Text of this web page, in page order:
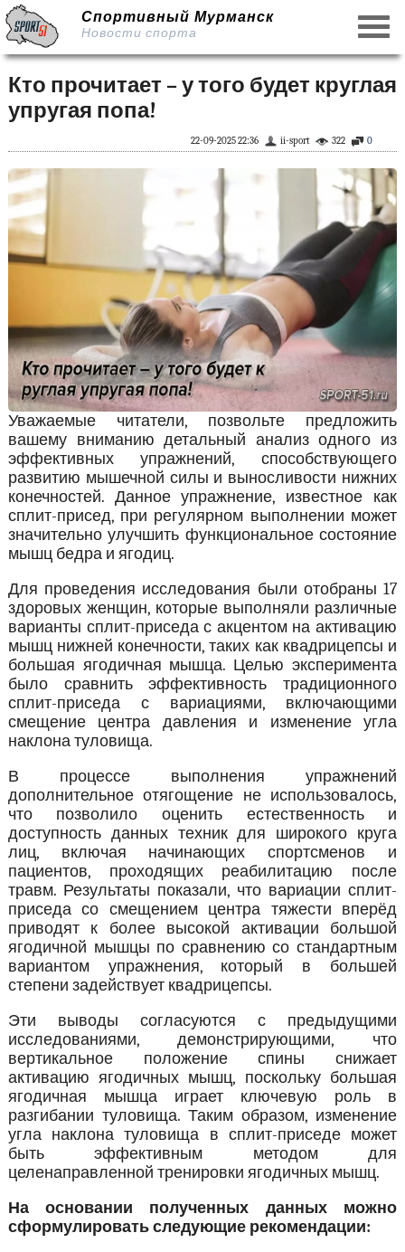
Спортивный Мурманск
Новости спорта
Кто прочитает – у того будет круглая
упругая попа!
0
322
ii-sport
22-09-2025 22:36
Уважаемые читатели, позвольте предложить
вашему вниманию детальный анализ одного из
эффективных упражнений, способствующего
развитию мышечной силы и выносливости нижних
конечностей. Данное упражнение, известное как
сплит-присед, при регулярном выполнении может
значительно улучшить функциональное состояние
мышц бедра и ягодиц.
Для проведения исследования были отобраны 17
здоровых женщин, которые выполняли различные
варианты сплит-приседа с акцентом на активацию
мышц нижней конечности, таких как квадрицепсы и
большая ягодичная мышца. Целью эксперимента
было сравнить эффективность традиционного
сплит-приседа с вариациями, включающими
смещение центра давления и изменение угла
наклона туловища.
В процессе выполнения упражнений
дополнительное отягощение не использовалось,
что позволило оценить естественность и
доступность данных техник для широкого круга
лиц, включая начинающих спортсменов и
пациентов, проходящих реабилитацию после
травм. Результаты показали, что вариации сплит-
приседа со смещением центра тяжести вперёд
приводят к более высокой активации большой
ягодичной мышцы по сравнению со стандартным
вариантом упражнения, который в большей
степени задействует квадрицепсы.
Эти выводы согласуются с предыдущими
исследованиями, демонстрирующими, что
вертикальное положение спины снижает
активацию ягодичных мышц, поскольку большая
ягодичная мышца играет ключевую роль в
разгибании туловища. Таким образом, изменение
угла наклона туловища в сплит-приседе может
быть эффективным методом для
целенаправленной тренировки ягодичных мышц.
На основании полученных данных можно
сформулировать следующие рекомендации: